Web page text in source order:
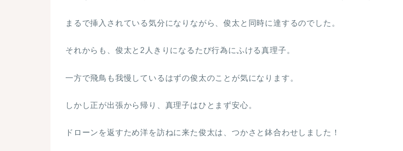
まるで挿入されている気分になりながら、俊太と同時に達するのでした。
それからも、俊太と2人きりになるたび行為にふける真理子。
一方で飛鳥も我慢しているはずの俊太のことが気になります。
しかし正が出張から帰り、真理子はひとまず安心。
ドローンを返すため洋を訪ねに来た俊太は、つかさと鉢合わせしました！